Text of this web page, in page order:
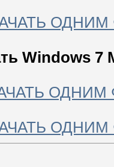
ОДНИМ
Windows 7
ОДНИМ
ОДНИМ